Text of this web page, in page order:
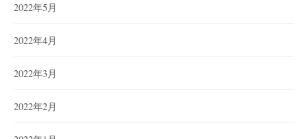
2022年5月
2022年4月
2022年3月
2022年2月